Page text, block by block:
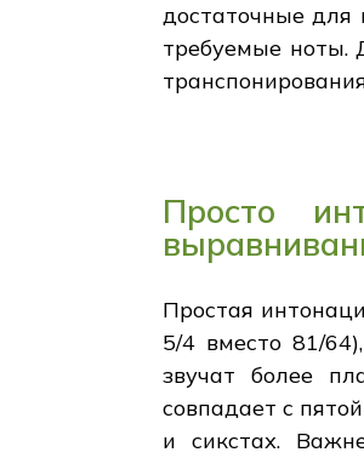
достаточные для
требуемые ноты.
Просто
Простая
5/4 вместо 81/
звучат более
совпадает с
и сикстах.